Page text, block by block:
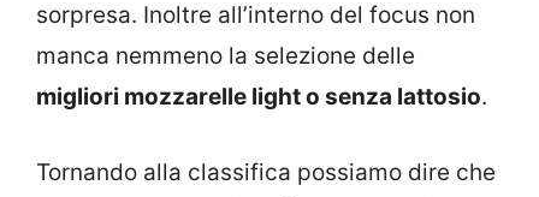
sorpresa. Inoltre all’interno del focus non
manca nemmeno la selezione delle
migliori mozzarelle light o senza lattosio.
Tornando alla classifica possiamo dire che